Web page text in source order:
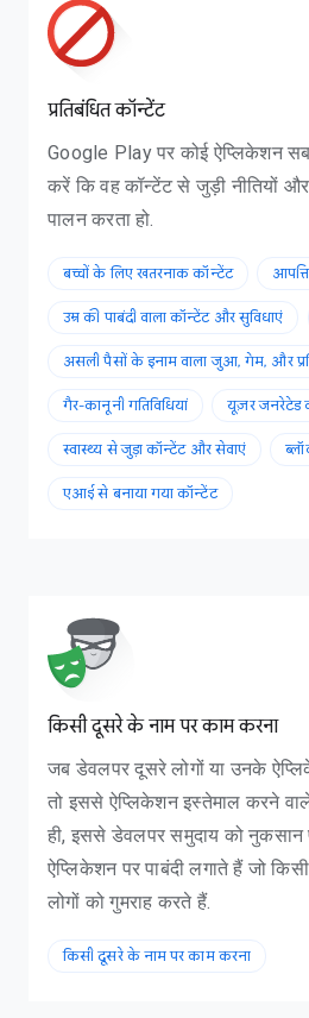
प्रतिबंधित कॉन्टेंट
Google Play पर कोई ऐप्लिकेशन
करें कि वह कॉन्टेंट से जुड़ी नीतियों
पालन करता हो.
बच्चों के लिए खतरनाक कॉन्टेंट
उम्र की पाबंदी वाला कॉन्टेंट और सुविधाएं
असली पैसों के इनाम वाला जुआ, गेम, और
गैर-कानूनी गतिविधियां यूज़र जनरेटेड
स्वास्थ्य से जुड़ा कॉन्टेंट और सेवाएं
एआई से बनाया गया कॉन्टेंट
किसी दूसरे के नाम पर काम करना
जब डेवलपर दूसरे लोगों या उनके
तो इससे ऐप्लिकेशन इस्तेमाल करने
ही, इससे डेवलपर समुदाय को नुकसान
ऐप्लिकेशन पर पाबंदी लगाते हैं जो
लोगों को गुमराह करते हैं.
किसी दूसरे के नाम पर काम करना